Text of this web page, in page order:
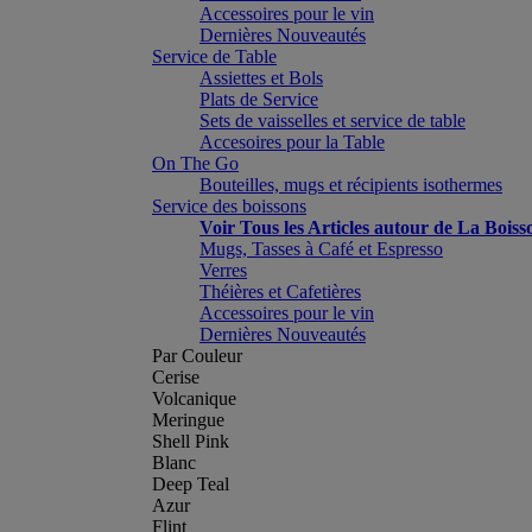
Accessoires pour le vin
Dernières Nouveautés
Service de Table
Assiettes et Bols
Plats de Service
Sets de vaisselles et service de table
Accesoires pour la Table
On The Go
Bouteilles, mugs et récipients isothermes
Service des boissons
Voir Tous les Articles autour de La
Mugs, Tasses à Café et Espresso
Verres
Théières et Cafetières
Accessoires pour le vin
Dernières Nouveautés
Par Couleur
Cerise
Volcanique
Meringue
Shell Pink
Blanc
Deep Teal
Azur
Flint